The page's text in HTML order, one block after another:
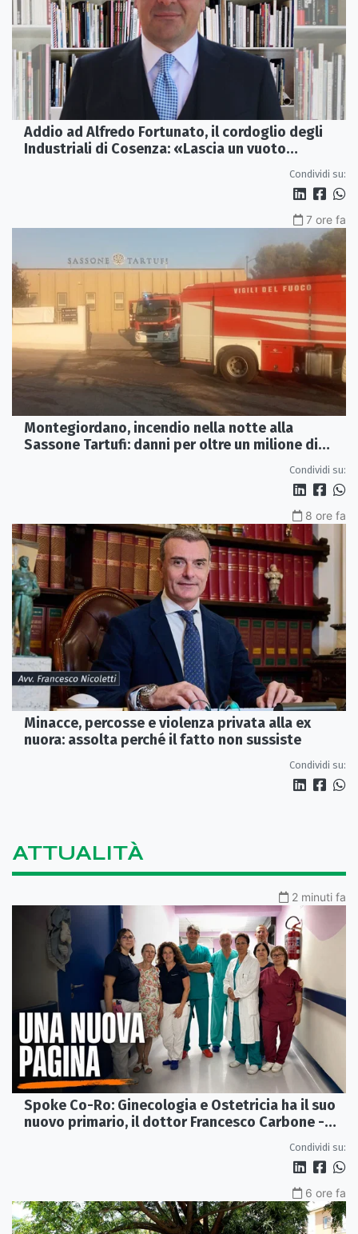
Addio ad Alfredo Fortunato, il cordoglio degli
Industriali di Cosenza: «Lascia un vuoto
Condividi su:
7 ore fa
Montegiordano, incendio nella notte alla
Sassone Tartufi: danni per oltre un milione di
Condividi su:
8 ore fa
Minacce, percosse e violenza privata alla ex
nuora: assolta perché il fatto non sussiste
Condividi su:
ATTUALITÀ
2 minuti fa
Spoke Co-Ro: Ginecologia e Ostetricia ha il suo
nuovo primario, il dottor Francesco Carbone -
Condividi su:
6 ore fa